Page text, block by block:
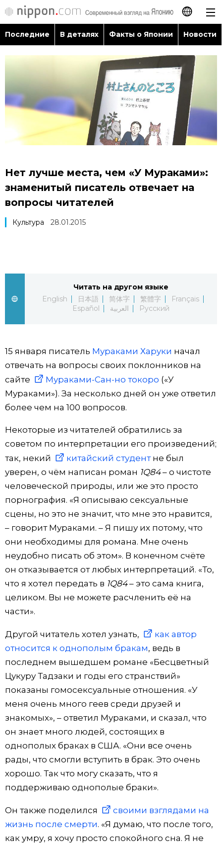
日本語
简体字
繁體字
Français
العربية
Последние
Новости
Путеводитель по Японии
Люди
Блог
Политика
Экономика
Общество
Культура
Жизнь
Технологии
Токио
От редакции
Популярные статьи
Японский язык
Японский калейдоскоп
Семья
Еда и напитки
Последние В деталях Факты о Японии Новости
Нет лучше места, чем «У Мураками»:
знаменитый писатель отвечает на
вопросы читателей
Культура 28.01.2015
Читать на другом языке
English
日本語 简体字 繁體字
Français
Español
العربية Русский
15 января писатель Мураками Харуки начал
отвечать на вопросы своих поклонников на
сайте
Мураками-Сан-но токоро («У
Мураками»). За несколько дней он уже ответил
более чем на 100 вопросов.
Некоторые из читателей обратились за
советом по интерпретации его произведений;
так, некий
китайский студентне был
уверен, о чём написан роман 1Q84– о чистоте
человеческой природы, или же это просто
порнография. «Я описываю сексуальные
сцены, но это не значит, что мне это нравится,
– говорит Мураками. – Я пишу их потому, что
они необходимы для романа. Мне очень
неудобно писать об этом». В конечном счёте
он отказывается от любых интерпретаций. «То,
что я хотел передать в 1Q84– это сама книга,
целиком. Вы не можете расчленить её на
части».
Другой читатель хотел узнать,
как автор
относится к однополым бракам, ведь в
последнем вышедшем романе «Бесцветный
Цукуру Тадзаки и годы его странствий»
показаны гомосексуальные отношения. «У
меня очень много геев среди друзей и
знакомых», – ответил Мураками, и сказал, что
он знает много людей, состоящих в
однополых браках в США. «Они все очень
рады, что смогли вступить в брак. Это очень
хорошо. Так что могу сказать, что я
поддерживаю однополые браки».
Он также поделился
своими взглядами на
жизнь после смерти. «Я думаю, что после того,
как умру, я хочу просто спокойного сна. Я не